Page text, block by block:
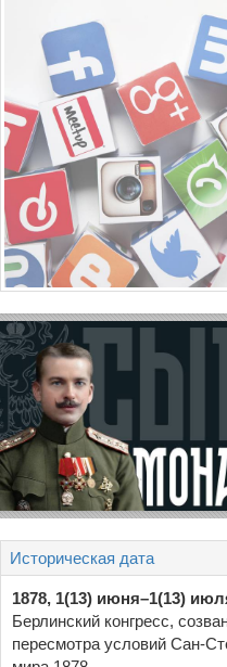
Историческая дата
1878, 1(13) июня–1(13)
Берлинский конгресс,
пересмотра условий Сан-